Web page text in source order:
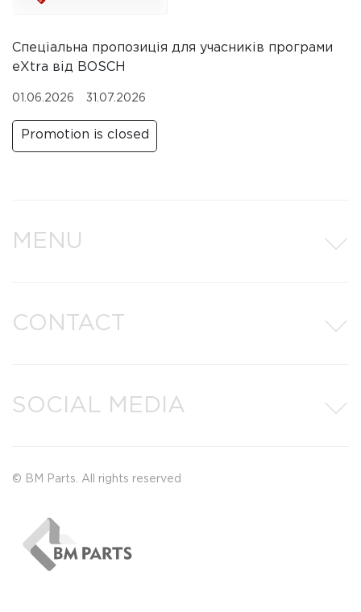
Спеціальна пропозиція для учасників програми
eXtra від BOSCH
01.06.2026 31.07.2026
Promotion is closed
© BM Parts. All rights reserved
MENU
CONTACT
SOCIAL MEDIA